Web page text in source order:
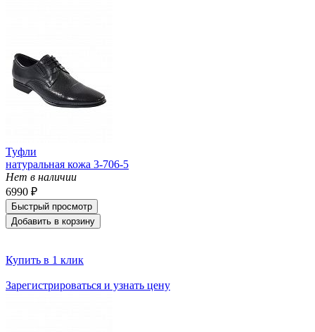
Туфли
натуральная кожа 3-706-5
Нет в наличии
6990 ₽
Быстрый просмотр
Добавить в корзину
Купить в 1 клик
Зарегистрироваться и узнать цену